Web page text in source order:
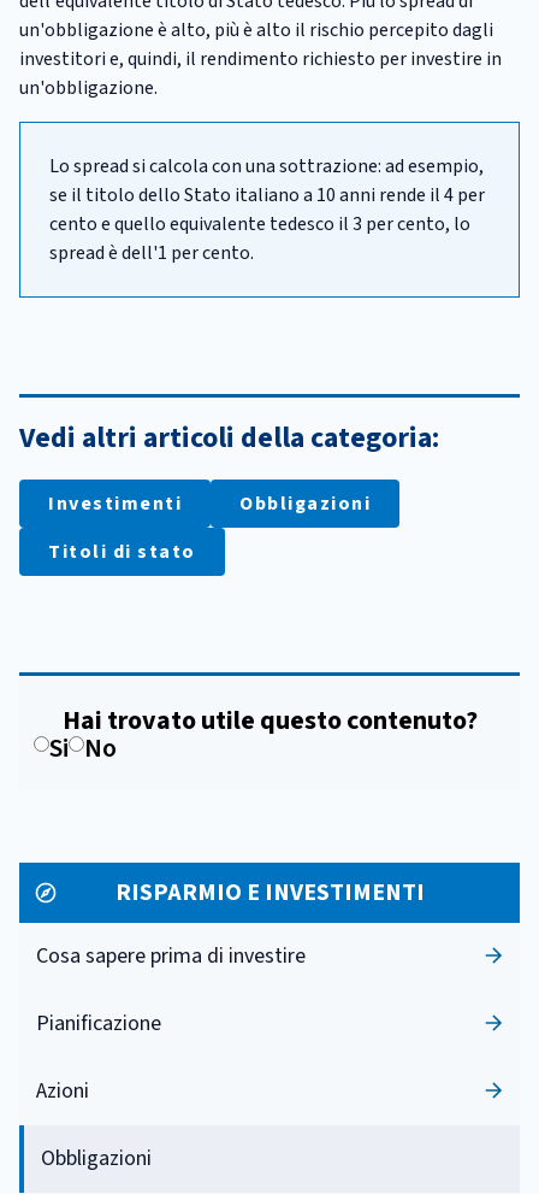
un'obbligazione è alto, più è alto il rischio percepito dagli
investitori e, quindi, il rendimento richiesto per investire in
un'obbligazione.
Lo spread si calcola con una sottrazione: ad esempio,
se il titolo dello Stato italiano a 10 anni rende il 4 per
cento e quello equivalente tedesco il 3 per cento, lo
spread è dell'1 per cento.
Vedi altri articoli della categoria:
Investimenti
Obbligazioni
Titoli di stato
Hai trovato utile questo contenuto?
Si No
RISPARMIO E INVESTIMENTI
Cosa sapere prima di investire
Pianificazione
Azioni
Obbligazioni